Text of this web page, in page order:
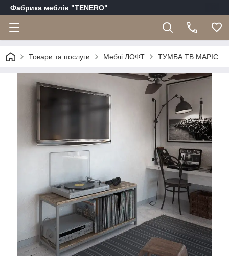
Фабрика меблів "TENERO"
Товари та послуги Меблі ЛОФТ ТУМБА ТВ МАРІС